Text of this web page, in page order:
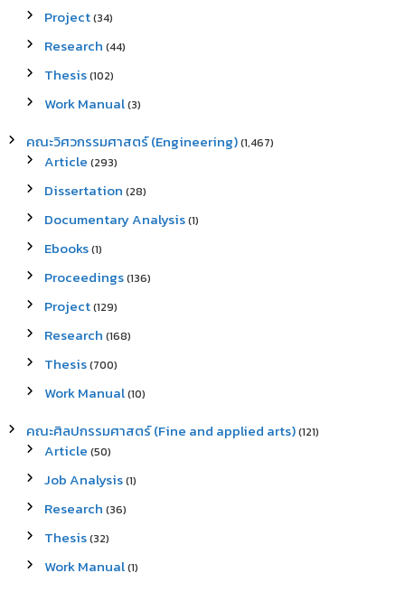
Project(34)
Research (44)
Thesis(102)
Work Manual(3)
คณะวิศวกรรมศาสตร์ (Engineering)(1,467)
Article (293)
Dissertation (28)
Documentary Analysis(1)
Ebooks(1)
Proceedings(136)
Project(129)
Research (168)
Thesis(700)
Work Manual(10)
คณะศิลปกรรมศาสตร์ (Fine and applied arts)(121)
Article (50)
Job Analysis(1)
Research (36)
Thesis(32)
Work Manual(1)